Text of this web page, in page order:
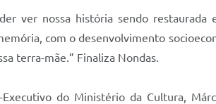
ver nossa história sendo restaurada
com o desenvolvimento
terra-mãe.” Finaliza Nondas.
do Ministério da Cultura,